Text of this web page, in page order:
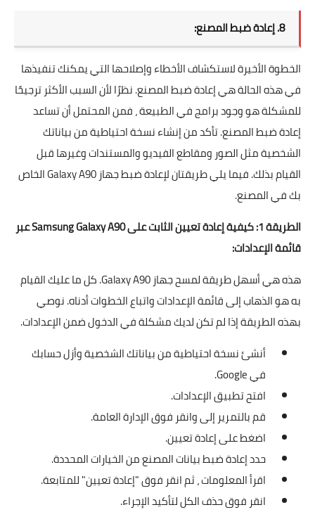
8. إعادة ضبط المصنع:
الخطوة الأخيرة لاستكشاف الأخطاء وإصلاحها التي يمكنك تنفيذها
في هذه الحالة هي إعادة ضبط المصنع. نظرًا لأن السبب الأكثر ترجيحًا
للمشكلة هو وجود برامج في الطبيعة ، فمن المحتمل أن تساعد
إعادة ضبط المصنع. تأكد من إنشاء نسخة احتياطية من بياناتك
الشخصية مثل الصور ومقاطع الفيديو والمستندات وغيرها قبل
القيام بذلك. فيما يلي طريقتان لإعادة ضبط جهاز Galaxy A90 الخاص
بك في المصنع.
الطريقة 1: كيفية إعادة تعيين الثابت على Samsung Galaxy A90 عبر
قائمة الإعدادات:
هذه هي أسهل طريقة لمسح جهاز Galaxy A90. كل ما عليك القيام
به هو الذهاب إلى قائمة الإعدادات واتباع الخطوات أدناه. نوصي
بهذه الطريقة إذا لم تكن لديك مشكلة في الدخول ضمن الإعدادات.
أنشئ نسخة احتياطية من بياناتك الشخصية وأزل حسابك
في Google.
افتح تطبيق الإعدادات.
قم بالتمرير إلى وانقر فوق الإدارة العامة.
اضغط على إعادة تعيين.
حدد إعادة ضبط بيانات المصنع من الخيارات المحددة.
اقرأ المعلومات ، ثم انقر فوق "إعادة تعيين" للمتابعة.
انقر فوق حذف الكل لتأكيد الإجراء.